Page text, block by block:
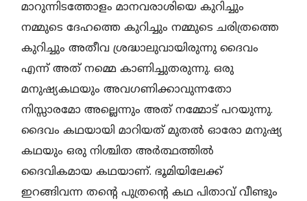
മാറുന്നിടത്തോളം മാനവരാശിയെ കുറിച്ചും
നമ്മുടെ ദേഹത്തെ കുറിച്ചും നമ്മുടെ ചരിത്രത്തെ
കുറിച്ചും അതീവ ശ്രദ്ധാലുവായിരുന്നു ദൈവം
എന്ന് അത് നമ്മെ കാണിച്ചുതരുന്നു. ഒരു
മനുഷ്യകഥയും അവഗണിക്കാവുന്നതോ
നിസ്സാരമോ അല്ലെന്നും അത് നമ്മോട് പറയുന്നു.
ദൈവം കഥയായി മാറിയത് മുതല്‍ ഓരോ മനുഷ്യ
കഥയും ഒരു നിശ്ചിത അര്‍ത്ഥത്തില്‍
ദൈവികമായ കഥയാണ്. ഭൂമിയിലേക്ക്
ഇറങ്ങിവന്ന തന്റെ പുത്രന്റെ കഥ പിതാവ് വീണ്ടും